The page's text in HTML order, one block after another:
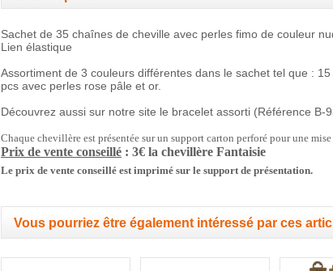
Sachet de 35 chaînes de cheville avec perles fimo de couleur
Lien élastique
Assortiment de 3 couleurs différentes dans le sachet tel que :
pcs avec perles rose pâle et or.
Découvrez aussi sur notre site le bracelet assorti (Référence B-
Chaque chevillère est présentée sur un support carton perforé pour une
Prix de vente conseillé : 3€ la chevillère Fantaisie
Le prix de vente conseillé est imprimé sur le support de présentation.
Vous pourriez être également intéressé par ces